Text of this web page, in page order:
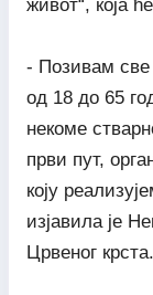
живот“, која
- Позивам све
од 18 до 65
некоме
први пут,
коју
изјавила је
Црвеног крста.